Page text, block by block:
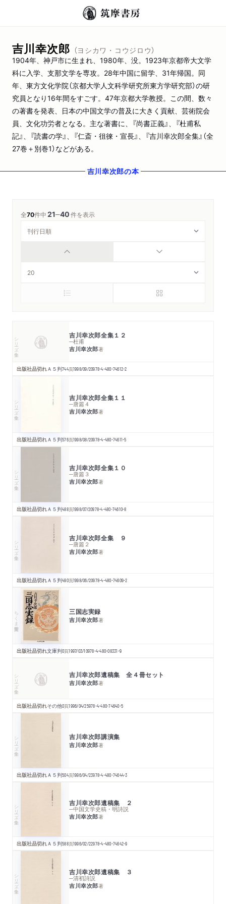
吉川幸次郎 （ヨシカワ・コウジロウ）
1904年、神戸市に生まれ、1980年、没。1923年京都帝大文学
科に入学、支那文学を専攻。28年中国に留学、31年帰国。同
年、東方文化学院（京都大学人文科学研究所東方学研究部）の研
究員となり16年間をすごす。47年京都大学教授。この間、数々
の著書を発表、日本の中国文学の普及に大きく貢献、芸術院会
員、文化功労者となる。主な著書に、『尚書正義』、『杜甫私
記』、『読書の学』、『仁斎・徂徠・宣長』、『吉川幸次郎全集』（全
27巻＋別巻1）などがある。
吉川幸次郎の本
全70件中21─40件を表示
シリーズ・全集 吉川幸次郎全集１２
─杜甫
吉川幸次郎著
出版社品切れＡ５判744頁1998/09/20978-4-480-74612-2
シリーズ・全集 吉川幸次郎全集１１
─唐篇４
吉川幸次郎著
出版社品切れＡ５判576頁1998/08/20978-4-480-74611-5
シリーズ・全集 吉川幸次郎全集１０
─唐篇３
吉川幸次郎著
出版社品切れＡ５判488頁1998/07/20978-4-480-74610-8
シリーズ・全集 吉川幸次郎全集 ９
─唐篇２
吉川幸次郎著
出版社品切れＡ５判490頁1998/06/20978-4-480-74609-2
ちくま学芸文庫 三国志実録
吉川幸次郎著
出版社品切れ文庫判0頁1997/03/10978-4-480-08331-9
シリーズ・全集 吉川幸次郎遺稿集 全４冊セット
吉川幸次郎著
出版社品切れその他0頁1996/04/25978-4-480-74640-5
シリーズ・全集 吉川幸次郎講演集
吉川幸次郎著
出版社品切れＡ５判504頁1996/04/23978-4-480-74644-3
シリーズ・全集 吉川幸次郎遺稿集 ２
─中国文学史稿・明詩説
吉川幸次郎著
出版社品切れＡ５判588頁1996/02/22978-4-480-74642-9
シリーズ・全集 吉川幸次郎遺稿集 ３
─清初詩説
吉川幸次郎著